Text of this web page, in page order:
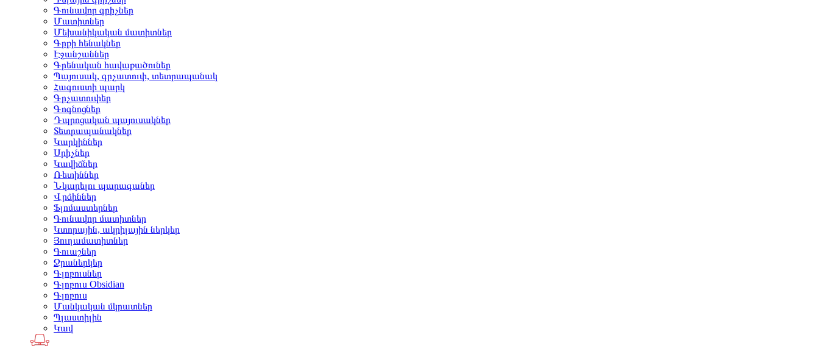
Գունավոր գրիչներ
Մատիտներ
Մեխանիկական մատիտներ
Գրքի հենակներ
Էջանշաններ
Գրենական հավաքածուներ
Պայուսակ, գրչատուփ, տետրապանակ
Հագուստի պարկ
Գրչատուփեր
Գոգնոցներ
Դպրոցական պայուսակներ
Տետրապանակներ
Կարկիններ
Սրիչներ
Կավիճներ
Ռետիններ
Նկարելու պարագաներ
Վրձիններ
Ֆլոմաստերներ
Գունավոր մատիտներ
Կտորային, ակրիլային ներկեր
Յուղամատիտներ
Գուաշներ
Ջրաներկեր
Գլոբուսներ
Գլոբուս Obsidian
Գլոբուս
Մանկական մկրատներ
Պլաստիլին
Կավ